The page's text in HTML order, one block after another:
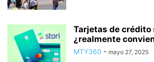
Tarjetas de crédito
¿realmente
MTY360 - mayo 27, 2025